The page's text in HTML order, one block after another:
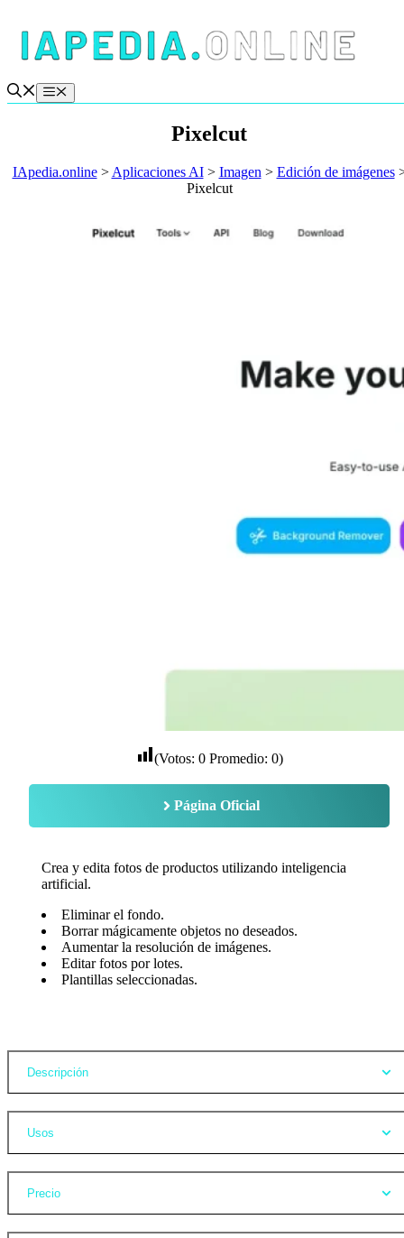
contenido
Menú
Pixelcut
IApedia.online> Aplicaciones AI> Imagen > Edición de imágenes
Pixelcut
(Votos: 0Promedio: 0)
Página Oficial
Crea y edita fotos de productos utilizando inteligencia
artificial.
Eliminar el fondo.
Borrar mágicamente objetos no deseados.
Aumentar la resolución de imágenes.
Editar fotos por lotes.
Plantillas seleccionadas.
Descripción
Usos
Precio